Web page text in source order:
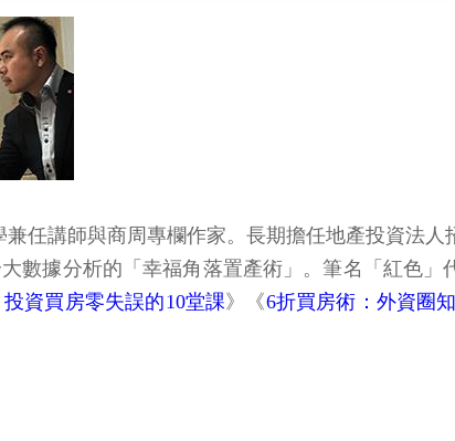
數據分析的「幸福角落置產術」。筆名「紅色」
資買房零失誤的10堂課》《6折買房術：外資圈